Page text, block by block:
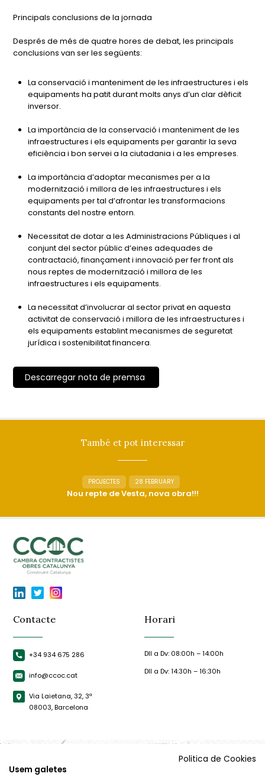
Principals conclusions de la jornada
Després de més de quatre hores de debat, les principals
conclusions van ser les següents:
La conservació i manteniment de les infraestructures i els
equipaments ha patit durant molts anys d’un clar dèficit
inversor.
La importància de la conservació i manteniment de les
infraestructures i els equipaments per garantir la seva
eficiència i bon servei a la ciutadania i a les empreses.
La importància d’adoptar mecanismes per a la
modernització i millora de les infraestructures i els
equipaments per tal d’afrontar les transformacions
constants del nostre entorn.
Necessitat de dotar a les Administracions Públiques i al
conjunt del sector públic d’eines adequades de
contractació, finançament i innovació per fer front als
nous reptes de modernització i millora de les
infraestructures i els equipaments.
La necessitat d’involucrar al sector privat en aquesta
activitat de conservació i millora de les infraestructures i
els equipaments establint mecanismes de seguretat
jurídica i sostenibilitat financera.
Descarregar nota de premsa
També et pot interessar
PROJECTES 28 FEBRUARY
Nou repte de Vesta, nova obra!!!
Contacte
+34 934 675 286
info@ccoc.cat
Via Laietana, 32, 3ª
08003, Barcelona
Horari
Dll a Dv: 08:00h – 14:00h
Dll a Dv: 14:30h – 16:30h
Politica de Cookies
Usem galetes